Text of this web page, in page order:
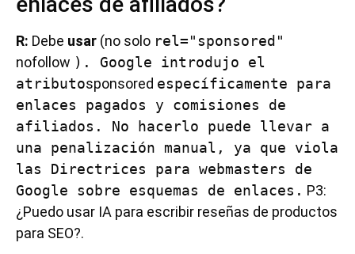
R: Debe usar (no solo rel="sponsored"
nofollow ). Google introdujo el
atributosponsored específicamente para
enlaces pagados y comisiones de
afiliados. No hacerlo puede llevar a
una penalización manual, ya que viola
las Directrices para webmasters de
Google sobre esquemas de enlaces. P3:
¿Puedo usar IA para escribir reseñas de productos
para SEO?.